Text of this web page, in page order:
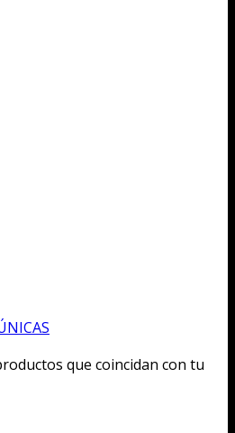
que coincidan con tu